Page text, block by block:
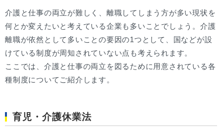
介護と仕事の両立が難しく、離職してしまう方が多い現状を
何とか変えたいと考えている企業も多いことでしょう。介護
離職が依然として多いことの要因の1つとして、国などが設
けている制度が周知されていない点も考えられます。
ここでは、介護と仕事の両立を図るために用意されている各
種制度についてご紹介します。
育児・介護休業法